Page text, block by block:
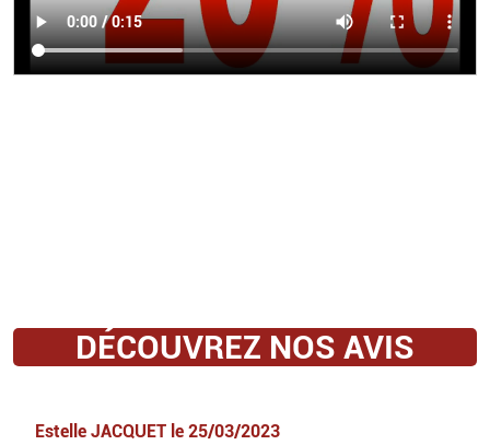
DÉCOUVREZ NOS AVIS
Estelle JACQUET le 25/03/2023